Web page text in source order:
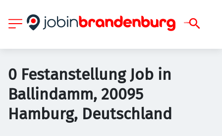
0 Festanstellung Job in
Ballindamm, 20095
Hamburg, Deutschland